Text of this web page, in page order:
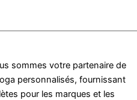
sommes votre partenaire de
personnalisés, fournissant
pour les marques et les